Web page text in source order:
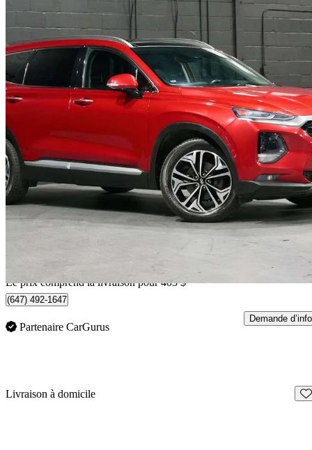
2019 Hyundai Santa Fe
2.0T Ultimate AWD79 327 km
22 301 $ Bonne
Livraison à domicile de Vaughan, ON
Le prix comprend la livraison pour 403 $
(647) 492-1647
Partenaire CarGurus
Demande d’info
Livraison à domicile